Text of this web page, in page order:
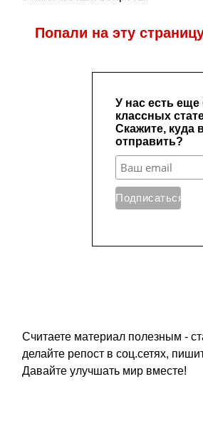
Попали на эту
Считаете материал полезным -
делайте репост в соц.сетях,
Давайте улучшать мир вместе!